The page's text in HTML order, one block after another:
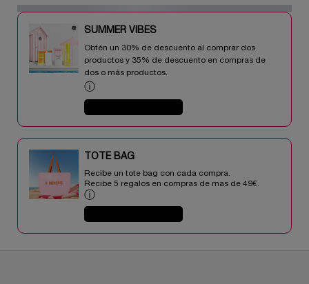
SUMMER VIBES​
Obtén un 30% de descuento al comprar dos
productos y 35% de descuento en compras de
dos o más productos.​
ⓘ
TOTE BAG​​
Recibe un tote bag con cada compra.
Recibe 5 regalos en compras de mas de 49€.​
ⓘ